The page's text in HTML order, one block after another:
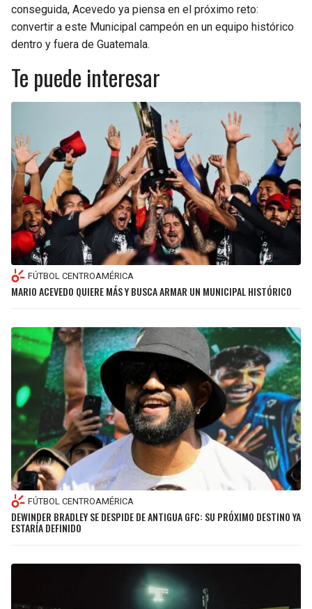
conseguida, Acevedo ya piensa en el próximo reto:
convertir a este Municipal campeón en un equipo histórico
dentro y fuera de Guatemala.
Te puede interesar
FÚTBOL CENTROAMÉRICA
MARIO ACEVEDO QUIERE MÁS Y BUSCA ARMAR UN MUNICIPAL HISTÓRICO
FÚTBOL CENTROAMÉRICA
DEWINDER BRADLEY SE DESPIDE DE ANTIGUA GFC: SU PRÓXIMO DESTINO YA
ESTARÍA DEFINIDO